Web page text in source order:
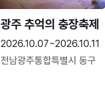
광주 추억의 충장축제
2026.10.07~2026.10.11
전남광주통합특별시 동구